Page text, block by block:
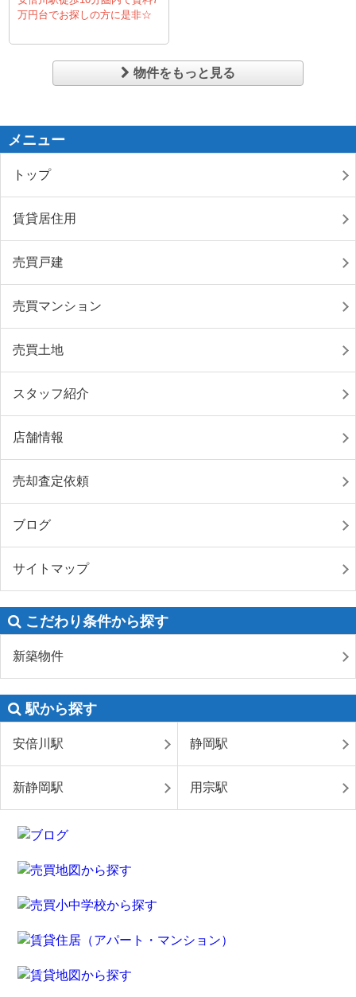
万円台でお探しの方に是非☆
物件をもっと見る
メニュー
トップ
賃貸居住用
売買戸建
売買マンション
売買土地
スタッフ紹介
店舗情報
売却査定依頼
ブログ
サイトマップ
こだわり条件から探す
新築物件
駅から探す
安倍川駅 静岡駅
新静岡駅 用宗駅